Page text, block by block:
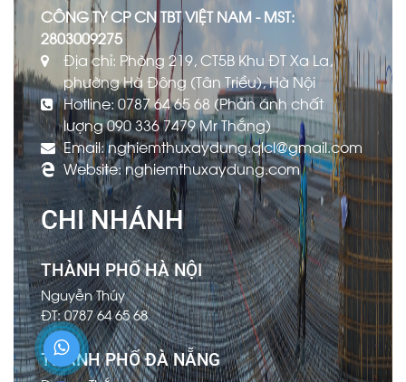
CÔNG TY CP CN TBT VIỆT NAM - MST:
2803009275
Địa chỉ: Phòng 219, CT5B Khu ĐT Xa La,
phường Hà Đông (Tân Triều), Hà Nội
Hotline: 0787 64 65 68 (Phản ánh chất
lượng 090 336 7479 Mr Thắng)
Email: nghiemthuxaydung.qlcl@gmail.com
Website: nghiemthuxaydung.com
CHI NHÁNH
THÀNH PHỐ HÀ NỘI
Nguyễn Thúy
ĐT: 0787 64 65 68
THÀNH PHỐ ĐÀ NẴNG